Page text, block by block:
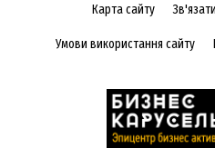
Карта сайту
Умови використання сайту